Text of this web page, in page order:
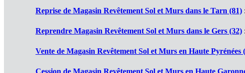
Reprise de Magasin Revêtement Sol et Murs dans le Tarn (81)
Reprendre Magasin Revêtement Sol et Murs dans le Gers (32)
Vente de Magasin Revêtement Sol et Murs en Haute Pyrénées
Cession de Magasin Revêtement Sol et Murs en Haute